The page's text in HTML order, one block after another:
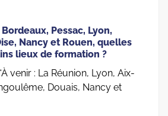
Pessac, Lyon,
Nancy et Rouen, quelles
lieux de formation ?
venir : La Réunion, Lyon, Aix-
Douais, Nancy et